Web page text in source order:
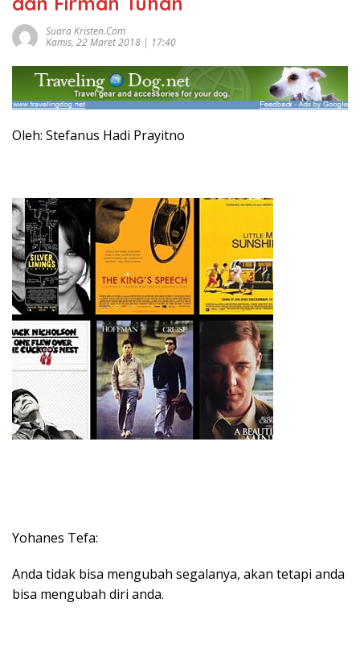
Suara Kristen.com
Kamis, 22 Maret 2018 | 17:40
Oleh: Stefanus Hadi Prayitno
Yohanes Tefa:
Anda tidak bisa mengubah segalanya, akan tetapi anda
bisa mengubah diri anda.